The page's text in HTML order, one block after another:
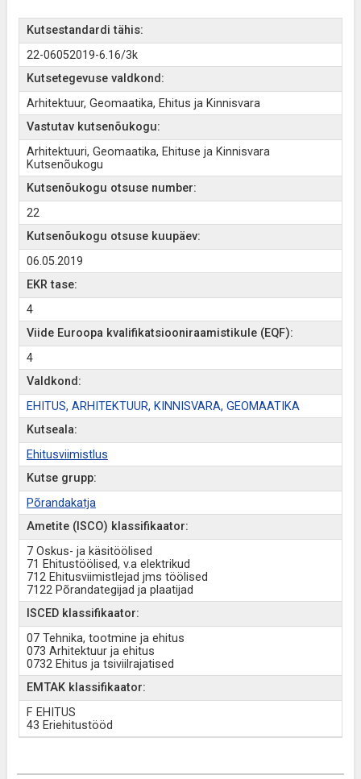
Kutsestandardi tähis:
22-06052019-6.16/3k
Kutsetegevuse valdkond:
Arhitektuur, Geomaatika, Ehitus ja Kinnisvara
Vastutav kutsenõukogu:
Arhitektuuri, Geomaatika, Ehituse ja Kinnisvara
Kutsenõukogu
Kutsenõukogu otsuse number:
22
Kutsenõukogu otsuse kuupäev:
06.05.2019
EKR tase:
4
Viide Euroopa kvalifikatsiooniraamistikule (EQF):
4
Valdkond:
EHITUS, ARHITEKTUUR, KINNISVARA, GEOMAATIKA
Kutseala:
Ehitusviimistlus
Kutse grupp:
Põrandakatja
Ametite (ISCO) klassifikaator:
7 Oskus- ja käsitöölised
71 Ehitustöölised, v.a elektrikud
712 Ehitusviimistlejad jms töölised
7122 Põrandategijad ja plaatijad
ISCED klassifikaator:
07 Tehnika, tootmine ja ehitus
073 Arhitektuur ja ehitus
0732 Ehitus ja tsiviilrajatised
EMTAK klassifikaator:
F EHITUS
43 Eriehitustööd